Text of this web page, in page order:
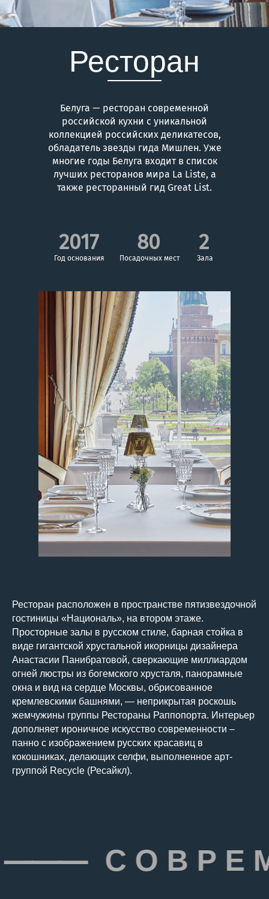
Белуга — ресторан современной
российской кухни c уникальной
коллекцией российских деликатесов,
обладатель звезды гида Мишлен. Уже
многие годы Белуга входит в список
лучших ресторанов мира La Liste, а
также ресторанный гид Great List.
Ресторан
Зала
2
Посадочных мест
80
Год основания
2017
Ресторан расположен в пространстве пятизвездочной
гостиницы «Националь», на втором этаже.
Просторные залы в русском стиле, барная стойка в
виде гигантской хрустальной икорницы дизайнера
Анастасии Панибратовой, сверкающие миллиардом
огней люстры из богемского хрусталя, панорамные
окна и вид на сердце Москвы, обрисованное
кремлевскими башнями, — неприкрытая роскошь
жемчужины группы Рестораны Раппопорта. Интерьер
дополняет ироничное искусство современности –
панно с изображением русских красавиц в
кокошниках, делающих селфи, выполненное арт-
группой Recycle (Ресайкл).
О В Р Е